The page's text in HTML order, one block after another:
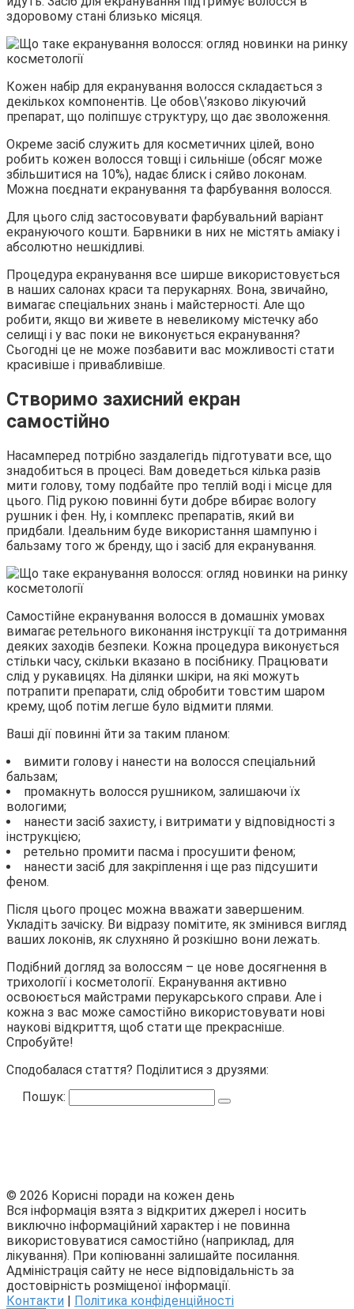
здоровому стані близько місяця.
Кожен набір для екранування волосся складається з
декількох компонентів. Це обов\’язково лікуючий
препарат, що поліпшує структуру, що дає зволоження.
Окреме засіб служить для косметичних цілей, воно
робить кожен волосся товщі і сильніше (обсяг може
збільшитися на 10%), надає блиск і сяйво локонам.
Можна поєднати екранування та фарбування волосся.
Для цього слід застосовувати фарбувальний варіант
екрануючого кошти. Барвники в них не містять аміаку і
абсолютно нешкідливі.
Процедура екранування все ширше використовується
в наших салонах краси та перукарнях. Вона, звичайно,
вимагає спеціальних знань і майстерності. Але що
робити, якщо ви живете в невеликому містечку або
селищі і у вас поки не виконується екранування?
Сьогодні це не може позбавити вас можливості стати
красивіше і привабливіше.
Створимо захисний екран
самостійно
Насамперед потрібно заздалегідь підготувати все, що
знадобиться в процесі. Вам доведеться кілька разів
мити голову, тому подбайте про теплій воді і місце для
цього. Під рукою повинні бути добре вбирає вологу
рушник і фен. Ну, і комплекс препаратів, який ви
придбали. Ідеальним буде використання шампуню і
бальзаму того ж бренду, що і засіб для екранування.
Самостійне екранування волосся в домашніх умовах
вимагає ретельного виконання інструкції та дотримання
деяких заходів безпеки. Кожна процедура виконується
стільки часу, скільки вказано в посібнику. Працювати
слід у рукавицях. На ділянки шкіри, на які можуть
потрапити препарати, слід обробити товстим шаром
крему, щоб потім легше було відмити плями.
Ваші дії повинні йти за таким планом:
вимити голову і нанести на волосся спеціальний
бальзам;
промакнуть волосся рушником, залишаючи їх
вологими;
нанести засіб захисту, і витримати у відповідності з
інструкцією;
ретельно промити пасма і просушити феном;
нанести засіб для закріплення і ще раз підсушити
феном.
Після цього процес можна вважати завершеним.
Укладіть зачіску. Ви відразу помітите, як змінився вигляд
ваших локонів, як слухняно й розкішно вони лежать.
Подібний догляд за волоссям – це нове досягнення в
трихології і косметології. Екранування активно
освоюється майстрами перукарського справи. Але і
кожна з вас може самостійно використовувати нові
наукові відкриття, щоб стати ще прекрасніше.
Спробуйте!
Сподобалася стаття? Поділитися з друзями:
Пошук:
© 2026 Корисні поради на кожен день
Вся інформація взята з відкритих джерел і носить
виключно інформаційний характер і не повинна
використовуватися самостійно (наприклад, для
лікування). При копіюванні залишайте посилання.
Адміністрація сайту не несе відповідальність за
достовірність розміщеної інформації.
Контакти | Політика конфіденційності